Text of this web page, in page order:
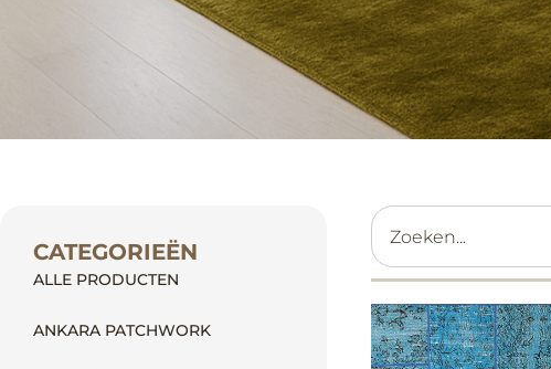
CATEGORIEËN
ALLE PRODUCTEN
ANKARA PATCHWORK